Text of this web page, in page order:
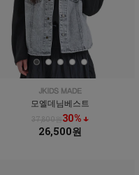
모엘데님베스트
37,800원30% ↓
26,500원